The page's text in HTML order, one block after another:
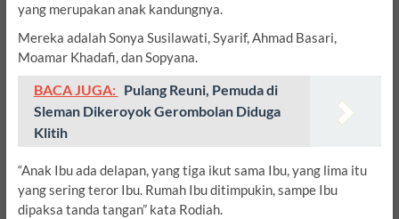
yang merupakan anak kandungnya.
Mereka adalah Sonya Susilawati, Syarif, Ahmad Basari,
Moamar Khadafi, dan Sopyana.
BACA JUGA: Pulang Reuni, Pemuda di
Sleman Dikeroyok Gerombolan Diduga
Klitih
“Anak Ibu ada delapan, yang tiga ikut sama Ibu, yang lima itu
yang sering teror Ibu. Rumah Ibu ditimpukin, sampe Ibu
dipaksa tanda tangan” kata Rodiah.